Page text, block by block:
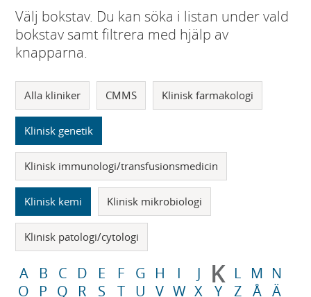
Välj bokstav. Du kan söka i listan under vald
bokstav samt filtrera med hjälp av
knapparna.
Alla kliniker CMMS Klinisk farmakologi
Klinisk genetik
Klinisk immunologi/transfusionsmedicin
Klinisk kemi Klinisk mikrobiologi
Klinisk patologi/cytologi
A B C D E F G H I J K L M N
O
P Q R S T U V W X Y Z Å Ä